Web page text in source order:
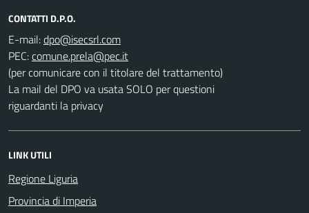
CONTATTI D.P.O.
E-mail:
PEC:
(per comunicare con il titolare del trattamento)
La mail del DPO va usata SOLO per questioni
riguardanti la privacy
LINK UTILI
Regione Liguria
Provincia di Imperia